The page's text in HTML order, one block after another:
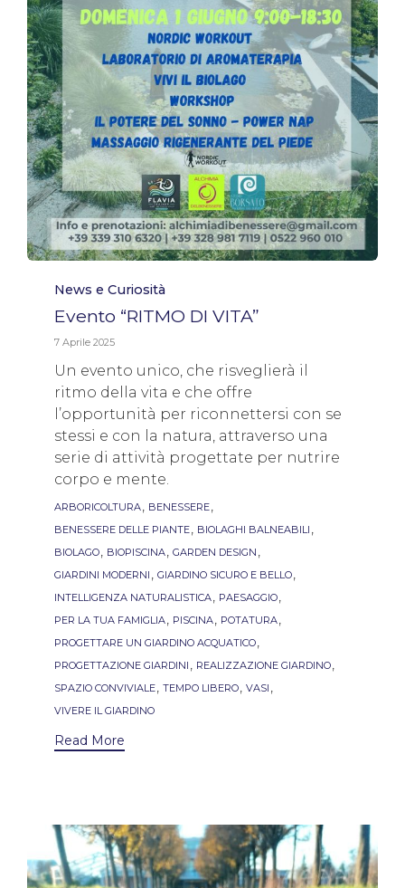
Category
News e Curiosità
Evento “RITMO DI VITA”
7 Aprile 2025
Un evento unico, che risveglierà il
ritmo della vita e che offre
l’opportunità per riconnettersi con se
stessi e con la natura, attraverso una
serie di attività progettate per nutrire
corpo e mente.
Tags
ARBORICOLTURA, BENESSERE,
BENESSERE DELLE PIANTE, BIOLAGHI BALNEABILI ,
BIOLAGO, BIOPISCINA, GARDEN DESIGN ,
GIARDINI MODERNI , GIARDINO SICURO E BELLO,
INTELLIGENZA NATURALISTICA, PAESAGGIO,
PER LA TUA FAMIGLIA, PISCINA, POTATURA,
PROGETTARE UN GIARDINO ACQUATICO,
PROGETTAZIONE GIARDINI , REALIZZAZIONE GIARDINO,
SPAZIO CONVIVIALE, TEMPO LIBERO, VASI ,
VIVERE IL GIARDINO
Read More